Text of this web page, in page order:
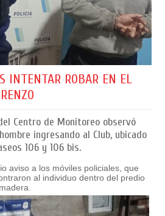
INTENTAR ROBAR EN EL
Centro de Monitoreo observó
ingresando al Club, ubicado
106 y 106 bis.
aviso a los móviles policiales, que
al individuo dentro del predio